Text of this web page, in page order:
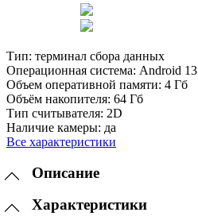
Тип: терминал сбора данных
Операционная система: Android 13
Объем оперативной памяти: 4 Гб
Объём накопителя: 64 Гб
Тип считывателя: 2D
Наличие камеры: да
Все характеристики
Описание
Характеристики